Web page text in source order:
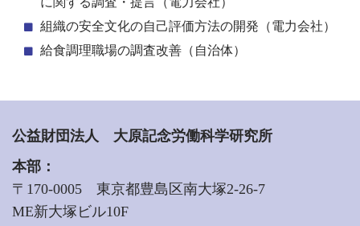
組織の安全文化の自己評価方法の開発（電力会社）
給食調理職場の調査改善（自治体）
公益財団法人 大原記念労働科学研究所
本部：
〒170-0005 東京都豊島区南大塚2-26-7
ME新大塚ビル10F